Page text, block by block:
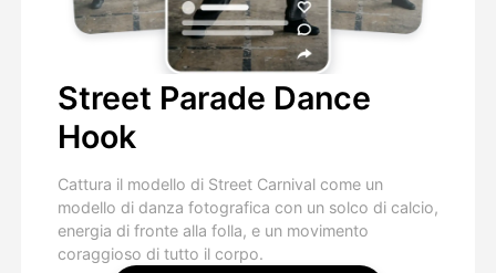
Street Parade Dance
Hook
Cattura il modello di Street Carnival come un
modello di danza fotografica con un solco di calcio,
energia di fronte alla folla, e un movimento
coraggioso di tutto il corpo.